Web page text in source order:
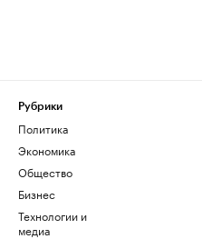
Рубрики
Политика
Экономика
Общество
Бизнес
Технологии и
медиа